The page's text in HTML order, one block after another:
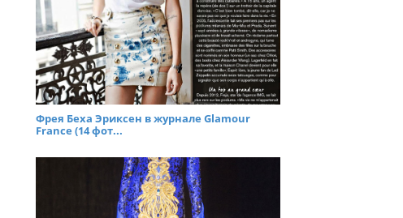
Фрея Беха Эриксен в журнале Glamour
France (14 фот...